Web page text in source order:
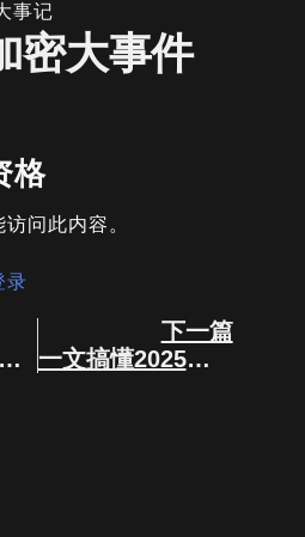
事记
密大事件
格
问此内容。
录
头的7个真相
下一篇
一文搞懂2025全球加密货币